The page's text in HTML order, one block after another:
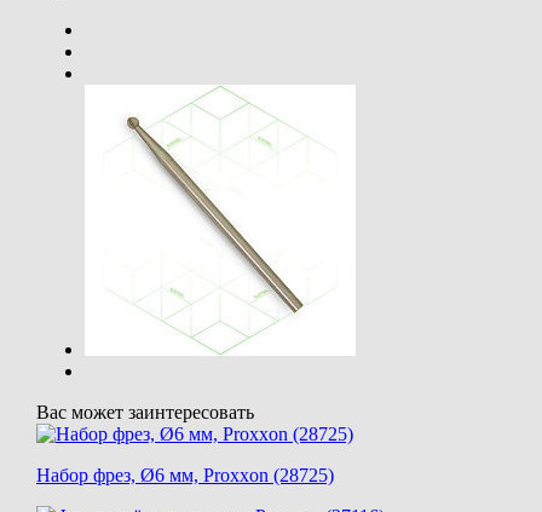
Вас может заинтересовать
Набор фрез, Ø6 мм, Proxxon (28725)